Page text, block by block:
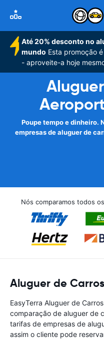
Até 20% desconto no
mundo Esta promoção
- aproveite-a hoje
Poupe tempo e dinheiro.
empresas de aluguer de
Nós comparamos todos
Aluguer de
EasyTerra Aluguer de
comparação de aluguer de
tarifas de empresas de
assim o cliente pode